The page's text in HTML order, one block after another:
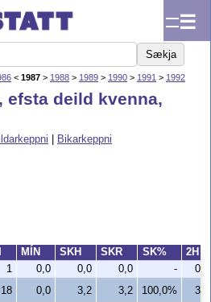
☰
Sækja
< 1987 > 1988 > 1989 > 1990 > 1991 > 1992
efsta deild kvenna,
Bikarkeppni
MÍN SKH SKR SK%
2H
1 0,0 0,0 0,0 -
0,0
18 0,0 3,2 3,2 100,0%
3,2